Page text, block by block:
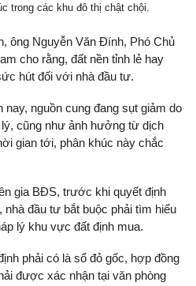
trong các khu đô thị chật chội.
ông Nguyễn Văn Đính, Phó Chủ
cho rằng, đất nền tỉnh lẻ hay
hút đối với nhà đầu tư.
nay, nguồn cung đang sụt giảm do
cũng như ảnh hưởng từ dịch
gian tới, phân khúc này chắc
gia BĐS, trước khi quyết định
nhà đầu tư bắt buộc phải tìm hiểu
lý khu vực đất định mua.
phải có là sổ đỏ gốc, hợp đồng
được xác nhận tại văn phòng